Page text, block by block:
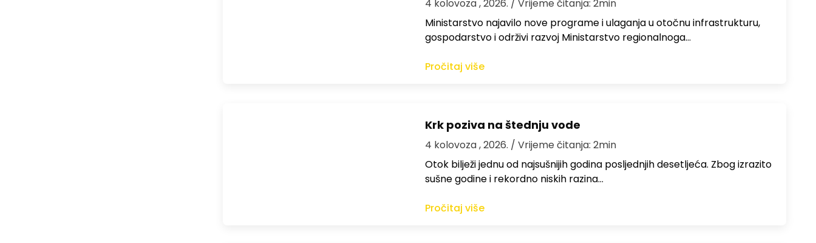
4 kolovoza , 2026. / Vrijeme čitanja: 2min
Ministarstvo najavilo nove programe i ulaganja u otočnu infrastrukturu,
gospodarstvo i održivi razvoj Ministarstvo regionalnoga…
Pročitaj više
Krk poziva na štednju vode
4 kolovoza , 2026. / Vrijeme čitanja: 2min
Otok bilježi jednu od najsušnijih godina posljednjih desetljeća. Zbog izrazito
sušne godine i rekordno niskih razina…
Pročitaj više